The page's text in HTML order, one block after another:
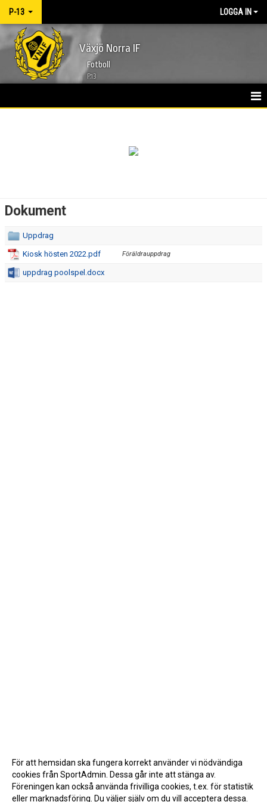
P-13 LOGGA IN
Växjö Norra IF
Fotboll
P.13
BILDGALLERI
DOKUMENT
Dokument
Uppdrag
Kiosk hösten 2022.pdf Föräldrauppdrag
uppdrag poolspel.docx
För att hemsidan ska fungera korrekt använder vi nödvändiga
cookies från SportAdmin. Dessa går inte att stänga av.
Föreningen kan också använda frivilliga cookies, t.ex. för statistik
eller marknadsföring. Du väljer själv om du vill acceptera dessa.